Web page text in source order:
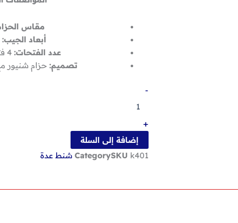
مقاس
أبعاد الجيب:
عدد الفتحات: 4 فتحات لحمل العدة.
تصميم: حزام شنيور
-
وسط
شنيور
وعده
k401
من
+
إضافة إلى السلة
SKU k401
Category شنط عدة